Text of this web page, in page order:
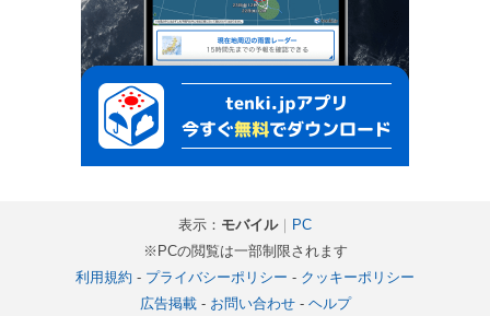
表示： モバイル｜ PC
※PCの閲覧は一部制限されます
利用規約 - プライバシーポリシー - クッキーポリシー
広告掲載- お問い合わせ- ヘルプ